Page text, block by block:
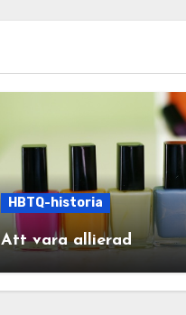
HBTQ-historia
Att vara allierad